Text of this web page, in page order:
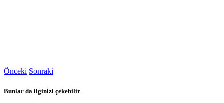
Önceki Sonraki
Bunlar da ilginizi çekebilir